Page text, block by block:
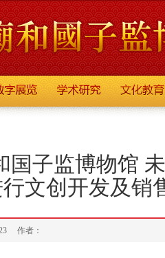
国子监博物馆
行文创开发及销
作者：